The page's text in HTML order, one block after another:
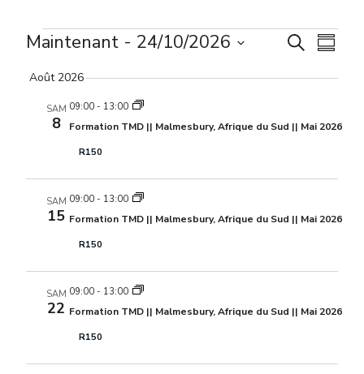
Évènements et
Recherche
de
Résumé
Maintenant - 24/10/2026
la
date.
Août 2026
SAM
8
09:00 - 13:00
Formation TMD || Malmesbury, Afrique du Sud || Mai 2026
R150
SAM
15
09:00 - 13:00
Formation TMD || Malmesbury, Afrique du Sud || Mai 2026
R150
SAM
22
09:00 - 13:00
Formation TMD || Malmesbury, Afrique du Sud || Mai 2026
R150